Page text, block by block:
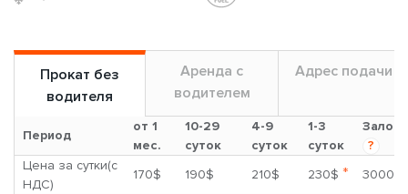
Прокат без
водителя
Аренда с
водителем
Адрес подачи
Период
от 1
мес.
10-29
суток
4-9
суток
1-3
суток
Залог
?
Цена за сутки(с
НДС)
170$ 190$ 210$ 230$ * 3000$